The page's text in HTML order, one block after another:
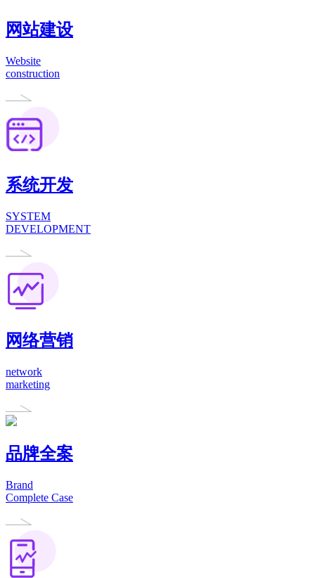
网站建设
Website
construction
系统开发
SYSTEM
DEVELOPMENT
网络营销
network
marketing
品牌全案
Brand
Complete Case